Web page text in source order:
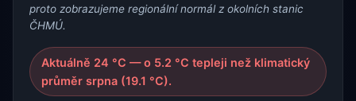
proto zobrazujeme regionální normál z okolních stanic
ČHMÚ.
Aktuálně 24 °C — o 5.2 °C tepleji než klimatický
průměr srpna (19.1 °C).